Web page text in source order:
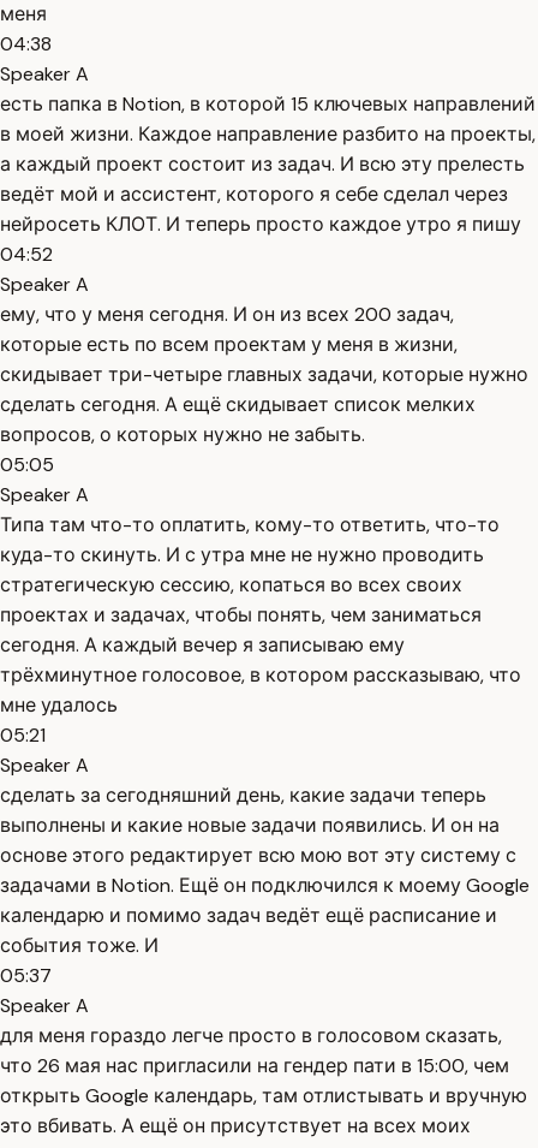
меня
04:38
Speaker A
есть папка в Notion, в которой 15 ключевых направлений
в моей жизни. Каждое направление разбито на проекты,
а каждый проект состоит из задач. И всю эту прелесть
ведёт мой и ассистент, которого я себе сделал через
нейросеть КЛОТ. И теперь просто каждое утро я пишу
04:52
Speaker A
ему, что у меня сегодня. И он из всех 200 задач,
которые есть по всем проектам у меня в жизни,
скидывает три-четыре главных задачи, которые нужно
сделать сегодня. А ещё скидывает список мелких
вопросов, о которых нужно не забыть.
05:05
Speaker A
Типа там что-то оплатить, кому-то ответить, что-то
куда-то скинуть. И с утра мне не нужно проводить
стратегическую сессию, копаться во всех своих
проектах и задачах, чтобы понять, чем заниматься
сегодня. А каждый вечер я записываю ему
трёхминутное голосовое, в котором рассказываю, что
мне удалось
05:21
Speaker A
сделать за сегодняшний день, какие задачи теперь
выполнены и какие новые задачи появились. И он на
основе этого редактирует всю мою вот эту систему с
задачами в Notion. Ещё он подключился к моему Google
календарю и помимо задач ведёт ещё расписание и
события тоже. И
05:37
Speaker A
для меня гораздо легче просто в голосовом сказать,
что 26 мая нас пригласили на гендер пати в 15:00, чем
открыть Google календарь, там отлистывать и вручную
это вбивать. А ещё он присутствует на всех моих